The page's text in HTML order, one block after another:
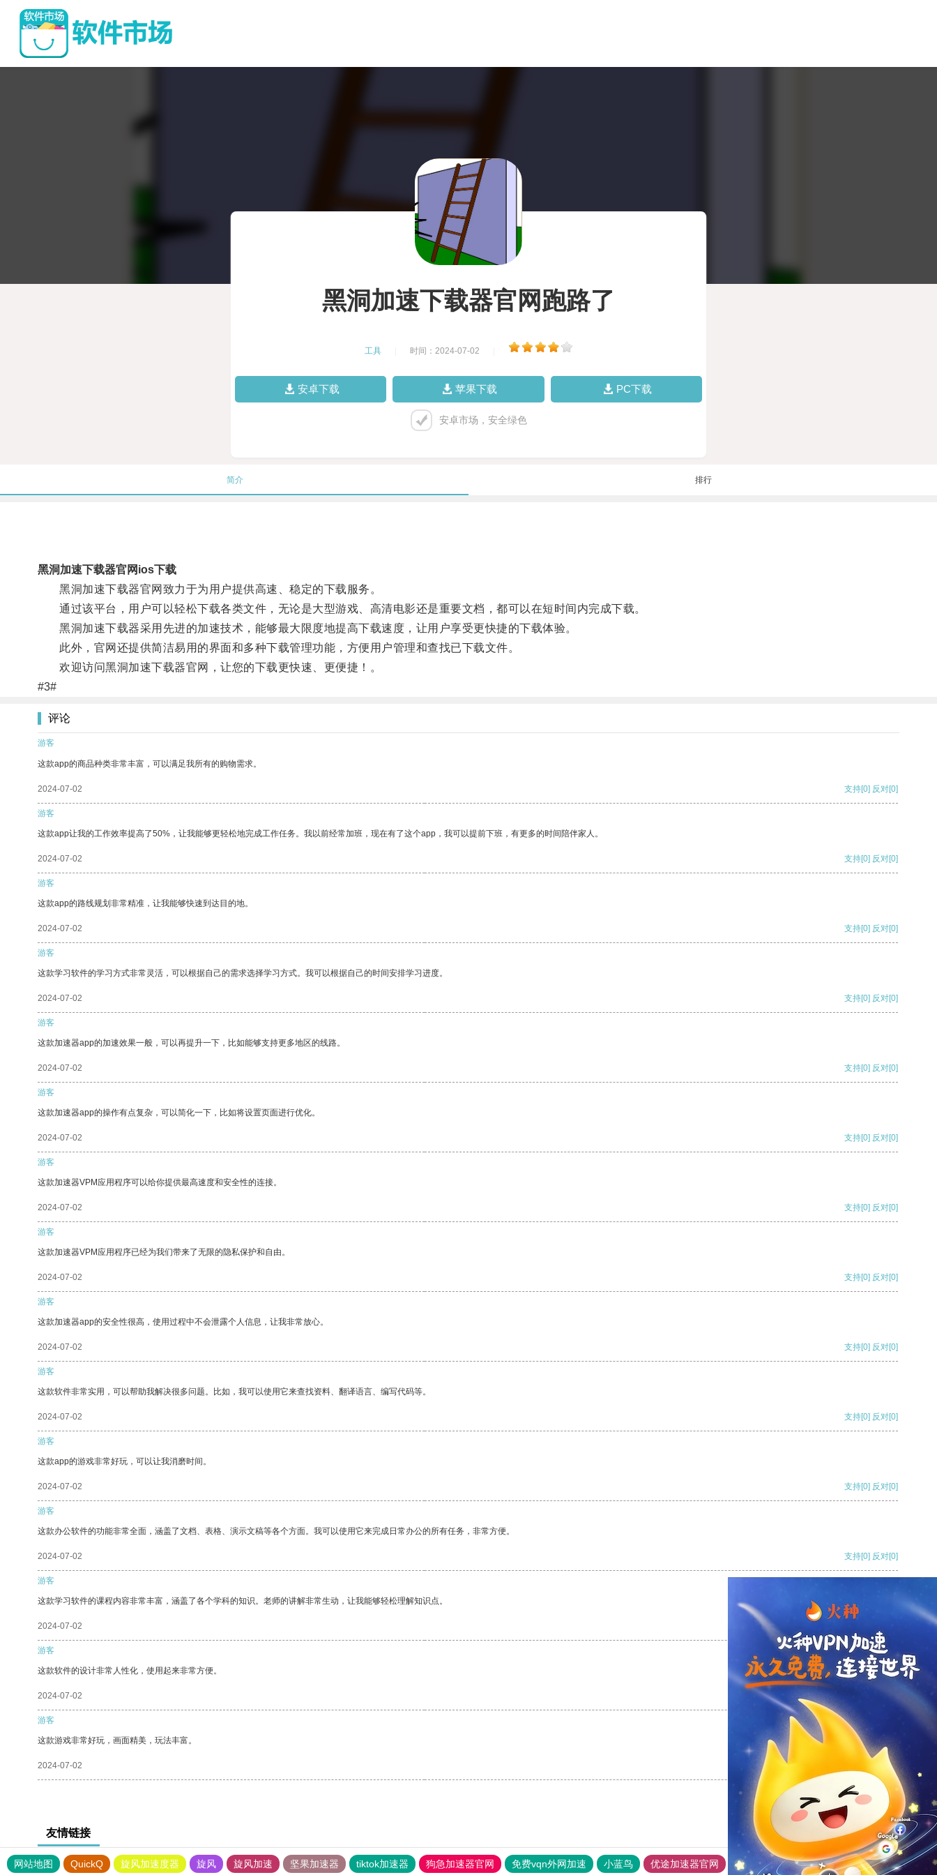
黑洞加速下载器官网跑路了
工具 时间：2024-07-02
安卓下载 苹果下载 PC下载
安卓市场，安全绿色
简介 排行
黑洞加速下载器官网ios下载
黑洞加速下载器官网致力于为用户提供高速、稳定的下载服务。
通过该平台，用户可以轻松下载各类文件，无论是大型游戏、高清电影还是重要文档，都可以在短时间内完成下载。
黑洞加速下载器采用先进的加速技术，能够最大限度地提高下载速度，让用户享受更快捷的下载体验。
此外，官网还提供简洁易用的界面和多种下载管理功能，方便用户管理和查找已下载文件。
欢迎访问黑洞加速下载器官网，让您的下载更快速、更便捷！。
#3#
评论
游客
这款app的商品种类非常丰富，可以满足我所有的购物需求。
2024-07-02 支持[0] 反对[0]
游客
这款app让我的工作效率提高了50%，让我能够更轻松地完成工作任务。我以前经常加班，现在有了这个app，我可以提前下班，有更多的时间陪伴家人。
2024-07-02 支持[0] 反对[0]
游客
这款app的路线规划非常精准，让我能够快速到达目的地。
2024-07-02 支持[0] 反对[0]
游客
这款学习软件的学习方式非常灵活，可以根据自己的需求选择学习方式。我可以根据自己的时间安排学习进度。
2024-07-02 支持[0] 反对[0]
游客
这款加速器app的加速效果一般，可以再提升一下，比如能够支持更多地区的线路。
2024-07-02 支持[0] 反对[0]
游客
这款加速器app的操作有点复杂，可以简化一下，比如将设置页面进行优化。
2024-07-02 支持[0] 反对[0]
游客
这款加速器VPM应用程序可以给你提供最高速度和安全性的连接。
2024-07-02 支持[0] 反对[0]
游客
这款加速器VPM应用程序已经为我们带来了无限的隐私保护和自由。
2024-07-02 支持[0] 反对[0]
游客
这款加速器app的安全性很高，使用过程中不会泄露个人信息，让我非常放心。
2024-07-02 支持[0] 反对[0]
游客
这款软件非常实用，可以帮助我解决很多问题。比如，我可以使用它来查找资料、翻译语言、编写代码等。
2024-07-02 支持[0] 反对[0]
游客
这款app的游戏非常好玩，可以让我消磨时间。
2024-07-02 支持[0] 反对[0]
游客
这款办公软件的功能非常全面，涵盖了文档、表格、演示文稿等各个方面。我可以使用它来完成日常办公的所有任务，非常方便。
2024-07-02 支持[0] 反对[0]
游客
这款学习软件的课程内容非常丰富，涵盖了各个学科的知识。老师的讲解非常生动，让我能够轻松理解知识点。
2024-07-02
游客
这款软件的设计非常人性化，使用起来非常方便。
2024-07-02 反对
游客
这款游戏非常好玩，画面精美，玩法丰富。
2024-07-02 反对[0]
友情链接
网站地图 QuickQ 旋风加速度器 旋风 旋风加速 坚果加速器 tiktok加速器 狗急加速器官网 免费vqn外网加速 小蓝鸟 优途加速器官网 风驰加速器 旋风加速器 八戒看书